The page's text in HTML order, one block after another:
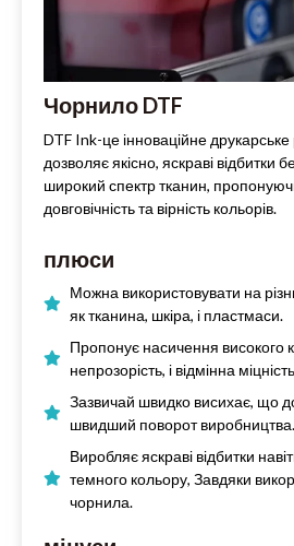
Чорнило DTF
DTF Ink-це інноваційне
дозволяє якісно, яскраві відбитки
широкий спектр тканин,
довговічність та вірність кольорів.
плюси
Можна використовувати на
як тканина, шкіра, і пластмаси.
Пропонує насичення високого
непрозорість, і відмінна
Зазвичай швидко висихає, що
швидший поворот виробництва.
Виробляє яскраві відбитки
темного кольору, Завдяки
чорнила.